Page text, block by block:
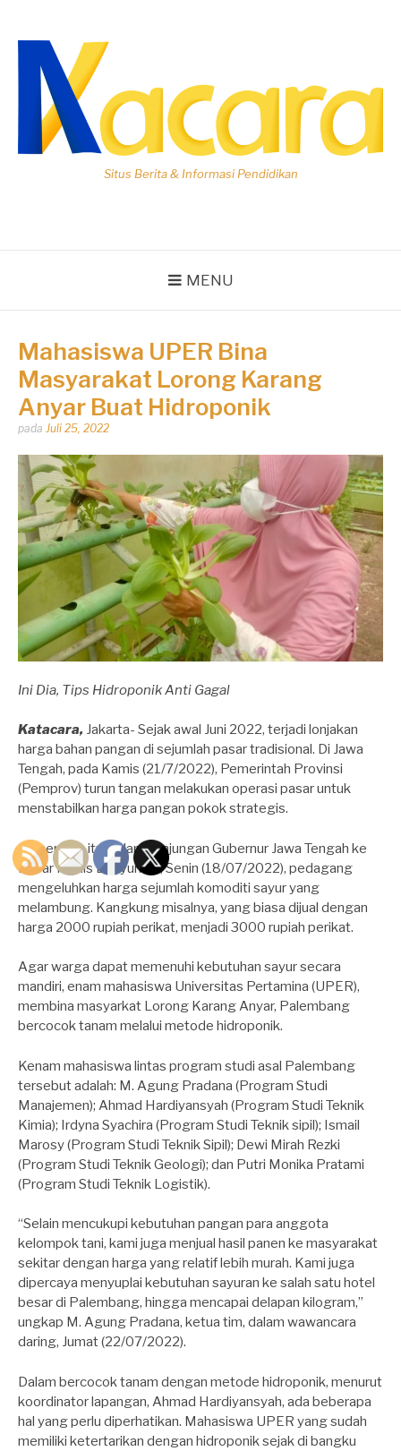
konten
Situs Berita & Informasi Pendidikan
MENU
Mahasiswa UPER Bina
Masyarakat Lorong Karang
Anyar Buat Hidroponik
Dipos
Dhirga
Erlangga
pada Juli 25, 2022
Ini Dia, Tips Hidroponik Anti Gagal
Katacara, Jakarta- Sejak awal Juni 2022, terjadi lonjakan
harga bahan pangan di sejumlah pasar tradisional. Di Jawa
Tengah, pada Kamis (21/7/2022), Pemerintah Provinsi
(Pemprov) turun tangan melakukan operasi pasar untuk
menstabilkan harga pangan pokok strategis.
Sementara itu, dalam kunjungan Gubernur Jawa Tengah ke
Pasar Manis Banyumas, Senin (18/07/2022), pedagang
mengeluhkan harga sejumlah komoditi sayur yang
melambung. Kangkung misalnya, yang biasa dijual dengan
harga 2000 rupiah perikat, menjadi 3000 rupiah perikat.
Agar warga dapat memenuhi kebutuhan sayur secara
mandiri, enam mahasiswa Universitas Pertamina (UPER),
membina masyarkat Lorong Karang Anyar, Palembang
bercocok tanam melalui metode hidroponik.
Kenam mahasiswa lintas program studi asal Palembang
tersebut adalah: M. Agung Pradana (Program Studi
Manajemen); Ahmad Hardiyansyah (Program Studi Teknik
Kimia); Irdyna Syachira (Program Studi Teknik sipil); Ismail
Marosy (Program Studi Teknik Sipil); Dewi Mirah Rezki
(Program Studi Teknik Geologi); dan Putri Monika Pratami
(Program Studi Teknik Logistik).
“Selain mencukupi kebutuhan pangan para anggota
kelompok tani, kami juga menjual hasil panen ke masyarakat
sekitar dengan harga yang relatif lebih murah. Kami juga
dipercaya menyuplai kebutuhan sayuran ke salah satu hotel
besar di Palembang, hingga mencapai delapan kilogram,”
ungkap M. Agung Pradana, ketua tim, dalam wawancara
daring, Jumat (22/07/2022).
Dalam bercocok tanam dengan metode hidroponik, menurut
koordinator lapangan, Ahmad Hardiyansyah, ada beberapa
hal yang perlu diperhatikan. Mahasiswa UPER yang sudah
memiliki ketertarikan dengan hidroponik sejak di bangku